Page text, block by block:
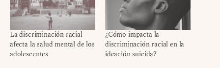
La discriminación racial
afecta la salud mental de los
adolescentes
¿Cómo impacta la
discriminación racial en la
ideación suicida?